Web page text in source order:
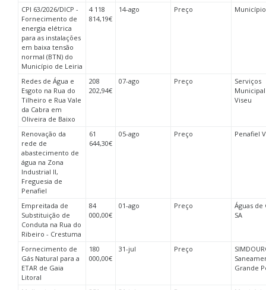
CPI 63/2026/DICP -
Fornecimento de
energia elétrica
para as instalações
em baixa tensão
normal (BTN) do
Município de Leiria
4 118
814,19€
14-ago Preço
Redes de Água e
Esgoto na Rua do
Tilheiro e Rua Vale
da Cabra em
Oliveira de Baixo
208
202,94€
07-ago Preço
Serviços
Viseu
Renovação da
rede de
abastecimento de
água na Zona
Industrial II,
Freguesia de
Penafiel
61
644,30€
05-ago Preço Penafiel
Empreitada de
Substituição de
Conduta na Rua do
Ribeiro - Crestuma
84
000,00€
01-ago Preço
Águas de
SA
Fornecimento de
Gás Natural para a
ETAR de Gaia
Litoral
180
000,00€
31-jul Preço
Grande